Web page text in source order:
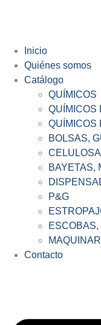
Inicio
Quiénes somos
Catálogo
QUÍMICOS
QUÍMICOS
QUÍMICOS
BOLSAS,
CELULOSA
BAYETAS,
P&G
Contacto